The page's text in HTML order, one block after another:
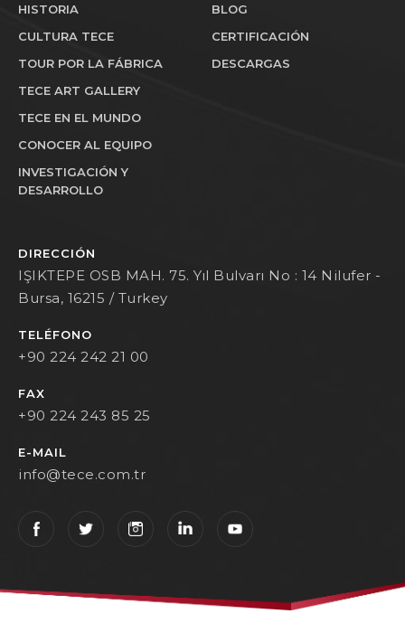
HISTORIA
CULTURA TECE
TOUR POR LA FÁBRICA
TECE ART GALLERY
TECE EN EL MUNDO
CONOCER AL EQUIPO
INVESTIGACIÓN Y
DESARROLLO
BLOG
CERTIFICACIÓN
DESCARGAS
DIRECCIÓN
IŞIKTEPE OSB MAH. 75. Yıl Bulvarı No : 14 Nilufer -
Bursa, 16215 / Turkey
TELÉFONO
+90 224 242 21 00
FAX
+90 224 243 85 25
E-MAIL
info@tece.com.tr